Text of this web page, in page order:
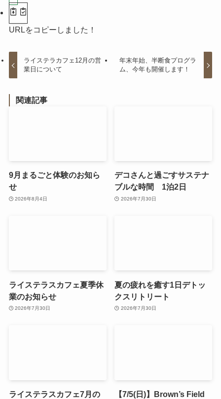
URLをコピーしました！
ライステラカフェ12月の営
業日について
年末年始、半断食プログラ
ム、今年も開催します！
関連記事
9月まるごと体験のお知ら
せ
2026年8月4日
デコさんと過ごすサステナ
ブルな時間 1泊2日
2026年7月30日
ライステラスカフェ夏季休
業のお知らせ
2026年7月30日
夏の疲れを癒す1日デトッ
クスリトリート
2026年7月30日
ライステラスカフェ7月の
【7/5(日)】Brown’s Field